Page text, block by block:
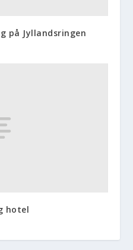
på Jyllandsringen
hotel